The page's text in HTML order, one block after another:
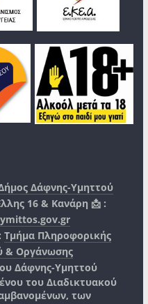
Δάφνης-Υμηττού
16 & Κανάρη 📩 :
Τμήμα Πληροφορικής
& Οργάνωσης
Δάφνης-Υμηττού
του Διαδικτυακού
των